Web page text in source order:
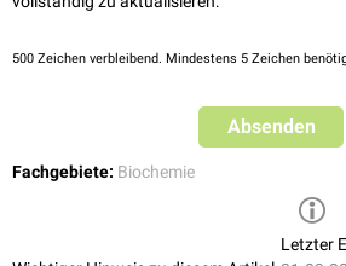
500 Zeichen verbleibend. Mindestens 5 Zeichen
Absenden
Fachgebiete: Biochemie
Letzter